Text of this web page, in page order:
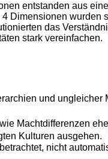
entstanden aus
Dimensionen wurden
das
stark vereinfachen.
und ungleicher
Machtdifferenzen
Kulturen
nicht